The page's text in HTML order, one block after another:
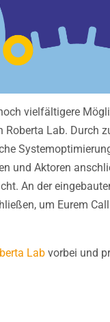
vielfältigere
Roberta Lab. Durch
und Aktoren
An der
um Eurem
Lab vorbei und